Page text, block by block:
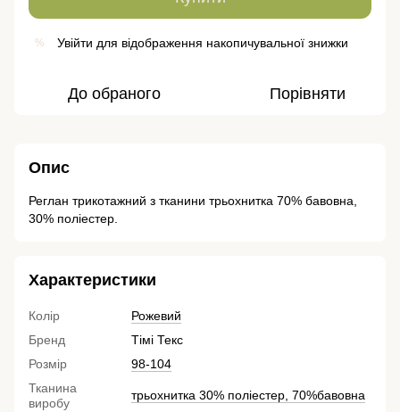
% Увійти для відображення накопичувальної знижки
До обраного Порівняти
Опис
Реглан трикотажний з тканини трьохнитка 70% бавовна,
30% поліестер.
Характеристики
Колір
Рожевий
Бренд
Тімі Текс
Розмір
98-104
Тканина
виробу
трьохнитка 30% поліестер, 70%бавовна